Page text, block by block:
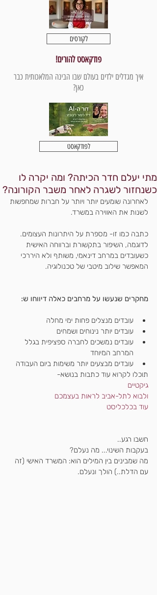
לקורסים
פודקאסט להורים!
איך מגדלים ילדים בעולם שבו הבינה המלאכותית כבר
כאן?
לפודקאסט
מתי יעלם חדר הכיתה? ומה יקרה לו
כשנחזור לשגרה לאחר משבר הקורונה?
לאחרונה שומעים יותר ויותר על חברות שמחפשות
לשנות את האווירה במשרד.
כתבה כמו זו- מספרת על היתרונות העצומים.
לדוגמה, השיפור בתקשורת וברווחה האישית
כשעובדים במרחב דינאמי, משותף ולא היררכי
המאפשר שילוב מיטבי של טכנולוגיה.
מחקרים שנעשו על מרחבים כאלה דיווחו ש:
עובדים מנצלים פחות ימי מחלה
עובדים יותר נינוחים ושמחים
עובדים נמשכים לחברה ספציפית בגלל
המרחב המיוחד
עובדים מבצעים יותר משימות ביום העבודה
תוכלו לקרוא עוד כתבות בנושא-
גיקטיים
ולבוא לתל-אביב לראות בעצמכם
עוד בכלכליסט
חשבו רגע..
בעקבות השינוי... מה נעלם?
מה שמבינים בין המילים הוא: המשרד האישי (זה
עם הדלת..) הולך ונעלם.